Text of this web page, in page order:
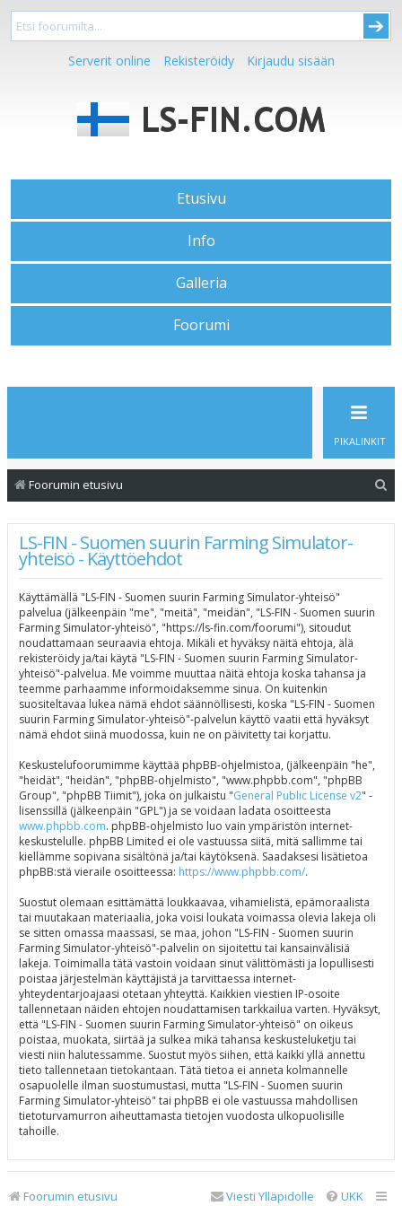
Serverit online Rekisteröidy Kirjaudu sisään
Etusivu
Info
Galleria
Foorumi
PIKALINKIT
Foorumin etusivu
LS-FIN - Suomen suurin Farming Simulator-
yhteisö - Käyttöehdot
Käyttämällä "LS-FIN - Suomen suurin Farming Simulator-yhteisö"
palvelua (jälkeenpäin "me", "meitä", "meidän", "LS-FIN - Suomen suurin
Farming Simulator-yhteisö", "https://ls-fin.com/foorumi"), sitoudut
noudattamaan seuraavia ehtoja. Mikäli et hyväksy näitä ehtoja, älä
rekisteröidy ja/tai käytä "LS-FIN - Suomen suurin Farming Simulator-
yhteisö"-palvelua. Me voimme muuttaa näitä ehtoja koska tahansa ja
teemme parhaamme informoidaksemme sinua. On kuitenkin
suositeltavaa lukea nämä ehdot säännöllisesti, koska "LS-FIN - Suomen
suurin Farming Simulator-yhteisö"-palvelun käyttö vaatii että hyväksyt
nämä ehdot siinä muodossa, kuin ne on päivitetty tai korjattu.
Keskustelufoorumimme käyttää phpBB-ohjelmistoa, (jälkeenpäin "he",
"heidät", "heidän", "phpBB-ohjelmisto", "www.phpbb.com", "phpBB
Group", "phpBB Tiimit"), joka on julkaistu "General Public License v2" -
lisenssillä (jälkeenpäin "GPL") ja se voidaan ladata osoitteesta
www.phpbb.com. phpBB-ohjelmisto luo vain ympäristön internet-
keskustelulle. phpBB Limited ei ole vastuussa siitä, mitä sallimme tai
kiellämme sopivana sisältönä ja/tai käytöksenä. Saadaksesi lisätietoa
phpBB:stä vieraile osoitteessa: https://www.phpbb.com/.
Suostut olemaan esittämättä loukkaavaa, vihamielistä, epämoraalista
tai muutakaan materiaalia, joka voisi loukata voimassa olevia lakeja oli
se sitten omassa maassasi, se maa, johon "LS-FIN - Suomen suurin
Farming Simulator-yhteisö"-palvelin on sijoitettu tai kansainvälisiä
lakeja. Toimimalla tätä vastoin voidaan sinut välittömästi ja lopullisesti
poistaa järjestelmän käyttäjistä ja tarvittaessa internet-
yhteydentarjoajaasi otetaan yhteyttä. Kaikkien viestien IP-osoite
tallennetaan näiden ehtojen noudattamisen tarkkailua varten. Hyväksyt,
että "LS-FIN - Suomen suurin Farming Simulator-yhteisö" on oikeus
poistaa, muokata, siirtää ja sulkea mikä tahansa keskusteluketju tai
viesti niin halutessamme. Suostut myös siihen, että kaikki yllä annettu
tieto tallennetaan tietokantaan. Tätä tietoa ei anneta kolmannelle
osapuolelle ilman suostumustasi, mutta "LS-FIN - Suomen suurin
Farming Simulator-yhteisö" tai phpBB ei ole vastuussa mahdollisen
tietoturvamurron aiheuttamasta tietojen vuodosta ulkopuolisille
tahoille.
Foorumin etusivu UKK
Viesti Ylläpidolle